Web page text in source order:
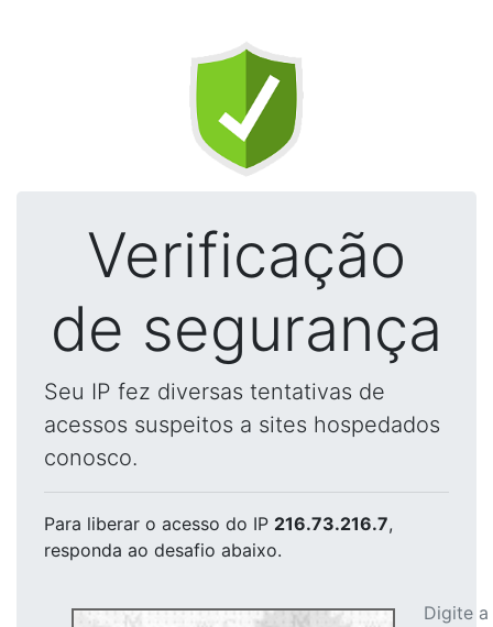
Verificação
de segurança
Seu IP fez diversas tentativas de
acessos suspeitos a sites hospedados
conosco.
Para liberar o acesso do IP 216.73.216.7,
responda ao desafio abaixo.
Digite